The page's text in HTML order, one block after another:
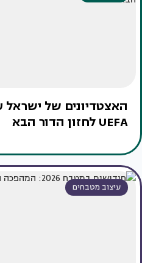
האצטדיונים של ישראל
UEFA לחזון הדור הבא
עיצוב מטבחים